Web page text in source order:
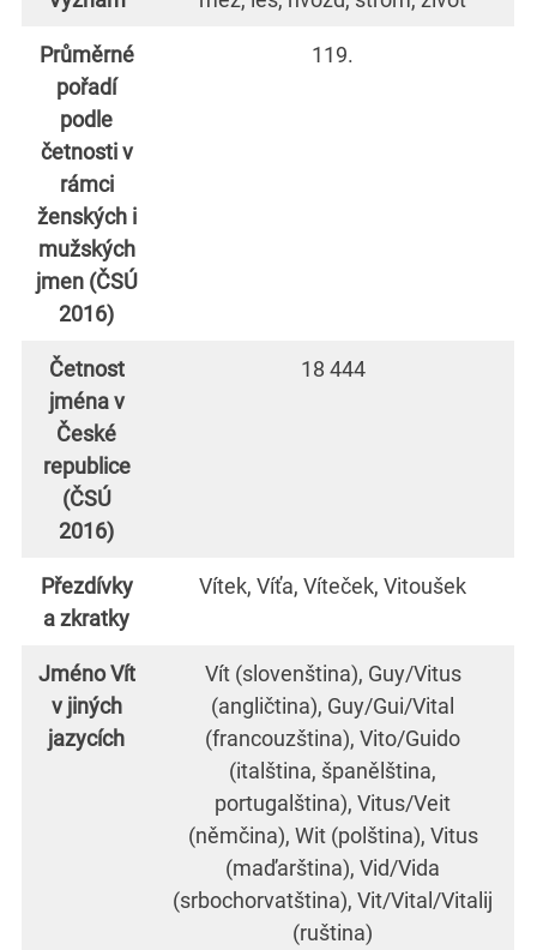
Průměrné
pořadí
podle
četnosti v
rámci
ženských i
mužských
jmen (ČSÚ
2016)
119.
Četnost
jména v
České
republice
(ČSÚ
2016)
18 444
Přezdívky
a zkratky
Vítek, Víťa, Víteček, Vitoušek
Jméno Vít
v jiných
jazycích
Vít (slovenština), Guy/Vitus
(angličtina), Guy/Gui/Vital
(francouzština), Vito/Guido
(italština, španělština,
portugalština), Vitus/Veit
(němčina), Wit (polština), Vitus
(maďarština), Vid/Vida
(srbochorvatština), Vit/Vital/Vitalij
(ruština)